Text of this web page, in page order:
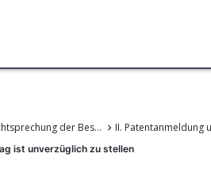
Rechtsprechung der Beschwerdekammern des Europäischen Patentamts
ist unverzüglich zu stellen